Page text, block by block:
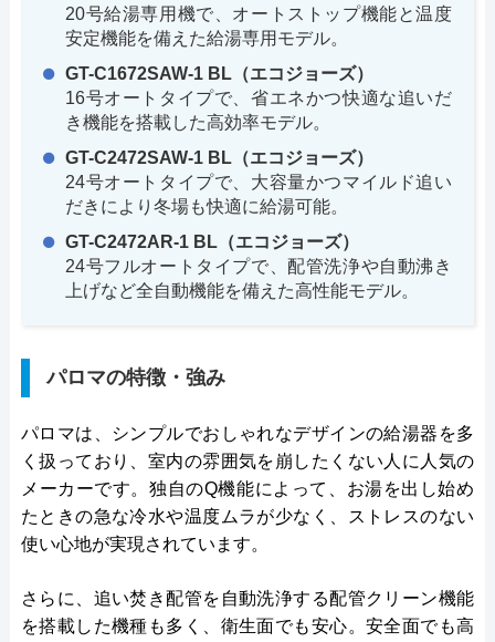
20号給湯専用機で、オートストップ機能と温度
安定機能を備えた給湯専用モデル。
GT-C1672SAW-1 BL（エコジョーズ）
16号オートタイプで、省エネかつ快適な追いだ
き機能を搭載した高効率モデル。
GT-C2472SAW-1 BL（エコジョーズ）
24号オートタイプで、大容量かつマイルド追い
だきにより冬場も快適に給湯可能。
GT-C2472AR-1 BL（エコジョーズ）
24号フルオートタイプで、配管洗浄や自動沸き
上げなど全自動機能を備えた高性能モデル。
パロマの特徴・強み
パロマは、シンプルでおしゃれなデザインの給湯器を多
く扱っており、室内の雰囲気を崩したくない人に人気の
メーカーです。独自のQ機能によって、お湯を出し始め
たときの急な冷水や温度ムラが少なく、ストレスのない
使い心地が実現されています。
さらに、追い焚き配管を自動洗浄する配管クリーン機能
を搭載した機種も多く、衛生面でも安心。安全面でも高